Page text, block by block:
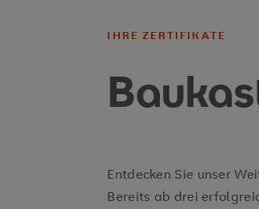
IHRE ZERTIFIKATE
Entdecken Sie unser
Bereits ab drei